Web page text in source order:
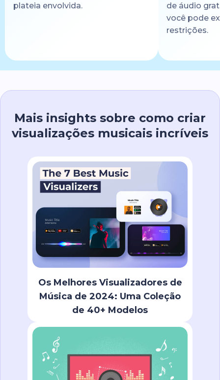
plateia envolvida.
de áudio
você pode
restrições.
Mais insights sobre como criar
visualizações musicais incríveis
Os Melhores Visualizadores de
Música de 2024: Uma Coleção
de 40+ Modelos